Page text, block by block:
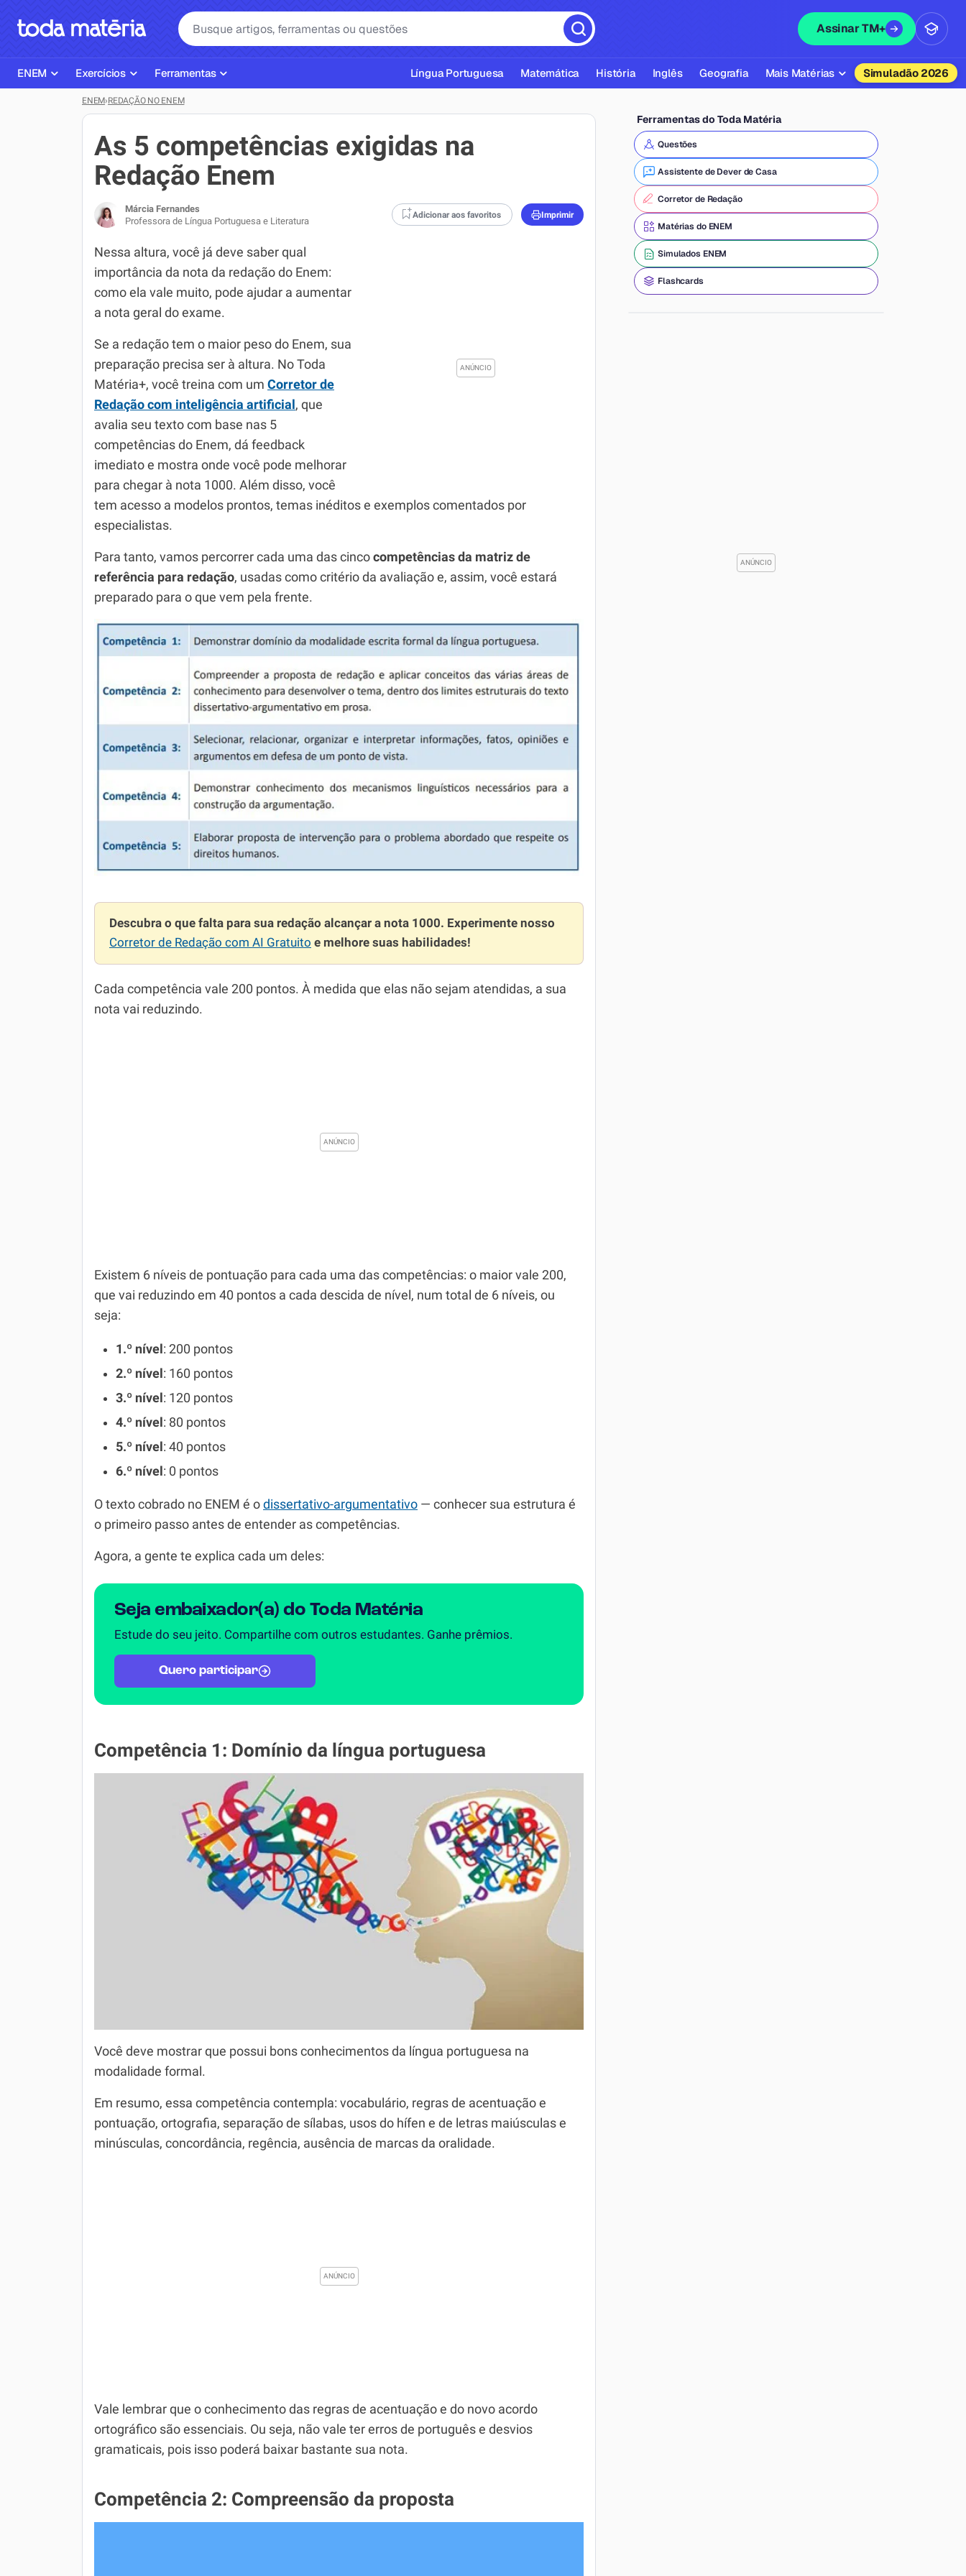
Assinar TM+
ENEM
Página Inicial ENEM
Plano de Estudos
Matérias do ENEM
Exercícios ENEM
Simulados ENEM
Exercícios
ENEM
Matemática
Português
Biologia
Inglês
Geografia
Todos os Exercícios
Ferramentas
Ajudante de Dever de Casa
Corretor de Redação
Exercícios
Gerador Referências Bibliográficas ABNT
Língua Portuguesa Matemática História Inglês Geografia Mais Matérias
Química
Física
Filosofia
Literatura
Simuladão 2026
ENEM›REDAÇÃO NO ENEM
As 5 competências exigidas na
Redação Enem
Márcia Fernandes
Professora de Língua Portuguesa e Literatura
Adicionar aos favoritos Imprimir
Nessa altura, você já deve saber qual
importância da nota da redação do Enem:
como ela vale muito, pode ajudar a aumentar
a nota geral do exame.
Se a redação tem o maior peso do Enem, sua
preparação precisa ser à altura. No Toda
Matéria+, você treina com um Corretor de
Redação com inteligência artificial , que
avalia seu texto com base nas 5
competências do Enem, dá feedback
imediato e mostra onde você pode melhorar
para chegar à nota 1000. Além disso, você
tem acesso a modelos prontos, temas inéditos e exemplos comentados por
especialistas.
Para tanto, vamos percorrer cada uma das cinco competências da matriz de
referência para redação, usadas como critério da avaliação e, assim, você estará
preparado para o que vem pela frente.
Descubra o que falta para sua redação alcançar a nota 1000. Experimente nosso
Corretor de Redação com AI Gratuito e melhore suas habilidades!
Cada competência vale 200 pontos. À medida que elas não sejam atendidas, a sua
nota vai reduzindo.
Existem 6 níveis de pontuação para cada uma das competências: o maior vale 200,
que vai reduzindo em 40 pontos a cada descida de nível, num total de 6 níveis, ou
seja:
1.º nível: 200 pontos
2.º nível: 160 pontos
3.º nível: 120 pontos
4.º nível: 80 pontos
5.º nível: 40 pontos
6.º nível: 0 pontos
O texto cobrado no ENEM é o dissertativo-argumentativo — conhecer sua estrutura é
o primeiro passo antes de entender as competências.
Agora, a gente te explica cada um deles:
Seja embaixador(a) do Toda Matéria
Estude do seu jeito. Compartilhe com outros estudantes. Ganhe prêmios.
Quero participar
Competência 1: Domínio da língua portuguesa
Você deve mostrar que possui bons conhecimentos da língua portuguesa na
modalidade formal.
Em resumo, essa competência contempla: vocabulário, regras de acentuação e
pontuação, ortografia, separação de sílabas, usos do hífen e de letras maiúsculas e
minúsculas, concordância, regência, ausência de marcas da oralidade.
Vale lembrar que o conhecimento das regras de acentuação e do novo acordo
ortográfico são essenciais. Ou seja, não vale ter erros de português e desvios
gramaticais, pois isso poderá baixar bastante sua nota.
Competência 2: Compreensão da proposta
Ferramentas do Toda Matéria
Questões
Assistente de Dever de Casa
Corretor de Redação
Matérias do ENEM
Simulados ENEM
Flashcards